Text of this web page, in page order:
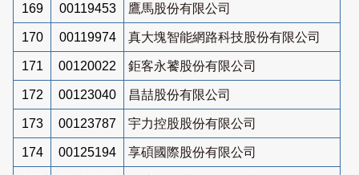
169 00119453 鷹馬股份有限公司
170 00119974 真大塊智能網路科技股份有限公司
171 00120022 鉅客永饕股份有限公司
172 00123040 昌喆股份有限公司
173 00123787 宇力控股股份有限公司
174 00125194 享碩國際股份有限公司